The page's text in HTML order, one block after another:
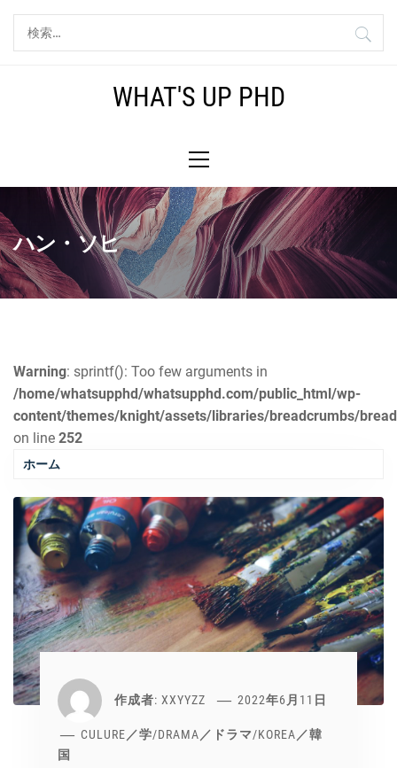
ッ
プ
索:
WHAT'S UP PHD
イ
メ
ニ
ュ
ー
ハン・ソヒ
Warning: sprintf(): Too few arguments in
/home/whatsupphd/whatsupphd.com/public_html/wp-
content/themes/knight/assets/libraries/breadcrumbs/
on line 252
ホーム
作成者: XXYYZZ 2022年6月11日
CULURE／学/DRAMA／ドラマ/KOREA／韓
国